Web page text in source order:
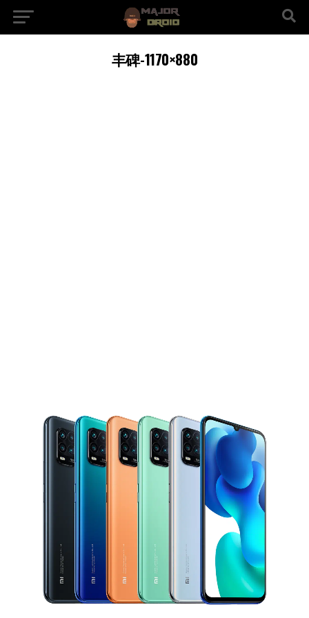
丰碑-1170×880